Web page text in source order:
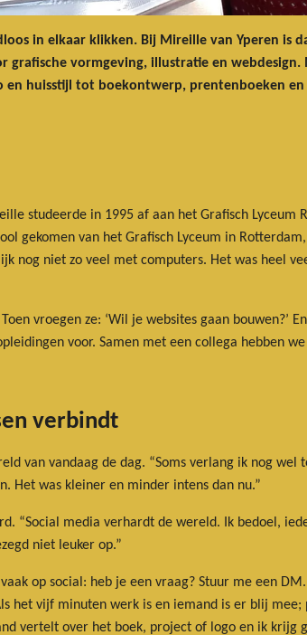
in elkaar klikken. Bij Mireille van Yperen is
grafische vormgeving, illustratie en
huisstijl tot boekontwerp, prentenboeken en
studeerde in 1995 af aan het Grafisch
gekomen van het Grafisch Lyceum in
nog niet zo veel met computers. Het was heel
vroegen ze: ‘Wil je websites gaan bouwen?’
voor. Samen met een collega hebben
verbindt
van vandaag de dag. “Soms verlang ik nog
Het was kleiner en minder intens dan nu.”
“Social media verhardt de wereld. Ik bedoel,
niet leuker op.”
op social: heb je een vraag? Stuur me een
het vijf minuten werk is en iemand is er blij
vertelt over het boek, project of logo en ik krijg